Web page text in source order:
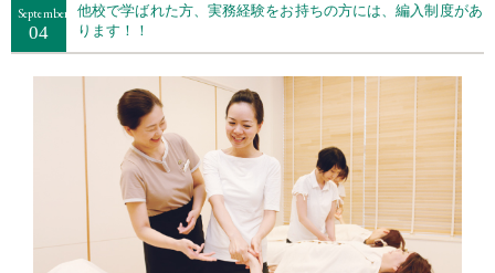
September
04
他校で学ばれた方、実務経験をお持ちの方には、編入制度があ
ります！！